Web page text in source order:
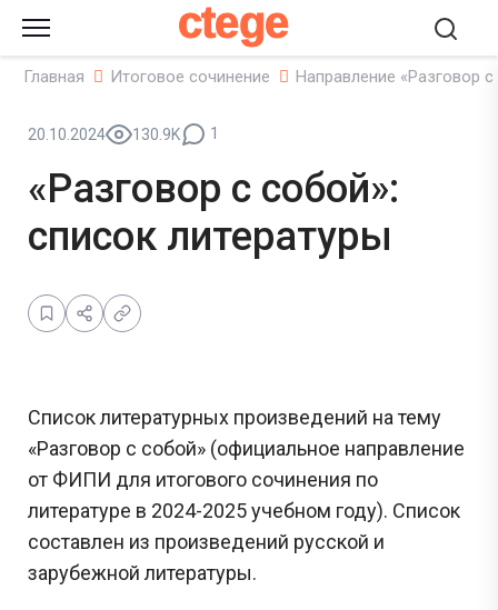
ctege
Главная Итоговое сочинение Направление «Разговор
20.10.2024 130.9K 1
«Разговор с собой»:
список литературы
Список литературных произведений на тему
«Разговор с собой» (официальное направление
от ФИПИ для итогового сочинения по
литературе в 2024-2025 учебном году). Список
составлен из произведений русской и
зарубежной литературы.